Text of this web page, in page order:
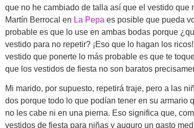
que no he cambiado de talla así que el vestido que
Martín Berrocal en La Pepa es posible que pueda
probable es que lo use en ambas bodas porque
vestido para no repetir? ¡Eso que lo hagan los
vestido que ponerte lo más probable es que te
que los vestidos de fiesta no son baratos
Mi marido, por supuesto, repetirá traje, pero a las
dos porque todo lo que podían tener en su armario
no les cabe ni en una pierna. Eso significa que,
vestidos de fiesta para niñas y auguro un gasto